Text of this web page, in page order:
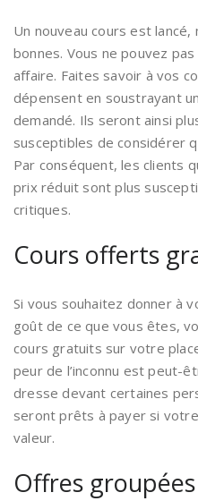
Un nouveau cours est
bonnes. Vous ne pouvez pas
affaire. Faites savoir à vos
dépensent en soustrayant
demandé. Ils seront ainsi
susceptibles de considérer
Par conséquent, les clients
prix réduit sont plus
critiques.
Cours offerts
Si vous souhaitez donner à
goût de ce que vous êtes,
cours gratuits sur votre
peur de l’inconnu est peut-
dresse devant certaines
seront prêts à payer si
valeur.
Offres groupées